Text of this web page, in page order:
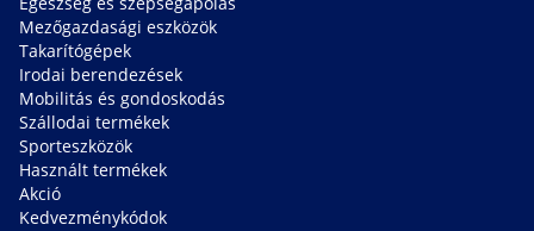
Mezőgazdasági eszközök
Takarítógépek
Irodai berendezések
Mobilitás és gondoskodás
Szállodai termékek
Sporteszközök
Használt termékek
Akció
Kedvezménykódok